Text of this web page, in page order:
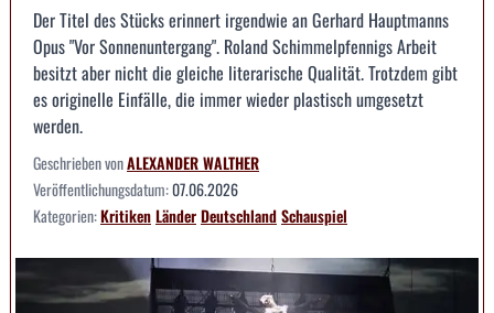
Der Titel des Stücks erinnert irgendwie an Gerhard Hauptmanns
Opus "Vor Sonnenuntergang". Roland Schimmelpfennigs Arbeit
besitzt aber nicht die gleiche literarische Qualität. Trotzdem gibt
es originelle Einfälle, die immer wieder plastisch umgesetzt
werden.
Geschrieben vonALEXANDER WALTHER
Veröffentlichungsdatum:07.06.2026
Kategorien:KritikenLänderDeutschlandSchauspiel